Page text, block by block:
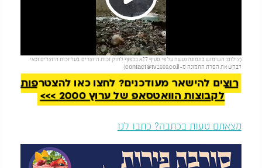
Play
Video
(צילום: השימוש בתמונה נעשה על פי סעיף 27א בכפוף לחוק זכות היוצרים. בעל זכות היוצרים זכאי
לבקש את הסרת התמונה מ- contact@tv2000.co.il
)
להמשך קריאה
רוצים להישאר מעודכנים? לחצו כאן להצטרפות
לקבוצות הוואטסאפ של ערוץ 2000 >>>
מצאתם טעות בכתבה? כתבו לנו